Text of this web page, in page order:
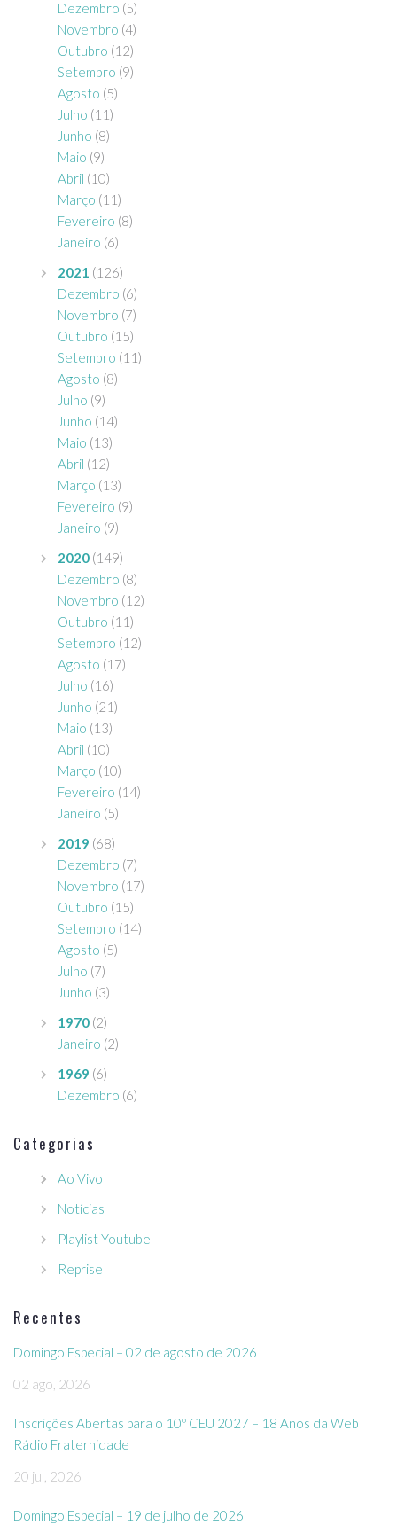
Dezembro (5)
Novembro (4)
Outubro (12)
Setembro (9)
Agosto (5)
Julho (11)
Junho (8)
Maio (9)
Abril (10)
Março (11)
Fevereiro (8)
Janeiro (6)
2021 (126)
Dezembro (6)
Novembro (7)
Outubro (15)
Setembro (11)
Agosto (8)
Julho (9)
Junho (14)
Maio (13)
Abril (12)
Março (13)
Fevereiro (9)
Janeiro (9)
2020 (149)
Dezembro (8)
Novembro (12)
Outubro (11)
Setembro (12)
Agosto (17)
Julho (16)
Junho (21)
Maio (13)
Abril (10)
Março (10)
Fevereiro (14)
Janeiro (5)
2019 (68)
Dezembro (7)
Novembro (17)
Outubro (15)
Setembro (14)
Agosto (5)
Julho (7)
Junho (3)
1970 (2)
Janeiro (2)
1969 (6)
Dezembro (6)
Categorias
Ao Vivo
Notícias
Playlist Youtube
Reprise
Recentes
Domingo Especial – 02 de agosto de 2026
02 ago, 2026
Inscrições Abertas para o 10º CEU 2027 – 18 Anos da Web
Rádio Fraternidade
20 jul, 2026
Domingo Especial – 19 de julho de 2026